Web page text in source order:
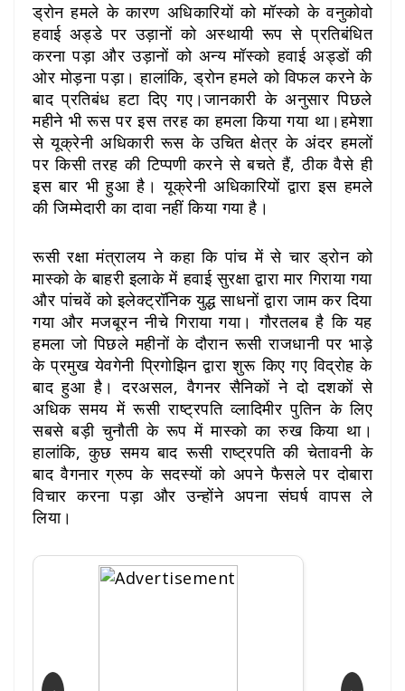
ड्रोन हमले के कारण अधिकारियों को मॉस्को के वनुकोवो
हवाई अड्डे पर उड़ानों को अस्थायी रूप से प्रतिबंधित
करना पड़ा और उड़ानों को अन्य मॉस्को हवाई अड्डों की
ओर मोड़ना पड़ा। हालांकि, ड्रोन हमले को विफल करने के
बाद प्रतिबंध हटा दिए गए।जानकारी के अनुसार पिछले
महीने भी रूस पर इस तरह का हमला किया गया था।हमेशा
से यूक्रेनी अधिकारी रूस के उचित क्षेत्र के अंदर हमलों
पर किसी तरह की टिप्पणी करने से बचते हैं, ठीक वैसे ही
इस बार भी हुआ है। यूक्रेनी अधिकारियों द्वारा इस हमले
की जिम्मेदारी का दावा नहीं किया गया है।
रूसी रक्षा मंत्रालय ने कहा कि पांच में से चार ड्रोन को
मास्को के बाहरी इलाके में हवाई सुरक्षा द्वारा मार गिराया गया
और पांचवें को इलेक्ट्रॉनिक युद्ध साधनों द्वारा जाम कर दिया
गया और मजबूरन नीचे गिराया गया। गौरतलब है कि यह
हमला जो पिछले महीनों के दौरान रूसी राजधानी पर भाड़े
के प्रमुख येवगेनी प्रिगोझिन द्वारा शुरू किए गए विद्रोह के
बाद हुआ है। दरअसल, वैगनर सैनिकों ने दो दशकों से
अधिक समय में रूसी राष्ट्रपति व्लादिमीर पुतिन के लिए
सबसे बड़ी चुनौती के रूप में मास्को का रुख किया था।
हालांकि, कुछ समय बाद रूसी राष्ट्रपति की चेतावनी के
बाद वैगनार ग्रुप के सदस्यों को अपने फैसले पर दोबारा
विचार करना पड़ा और उन्होंने अपना संघर्ष वापस ले
लिया।